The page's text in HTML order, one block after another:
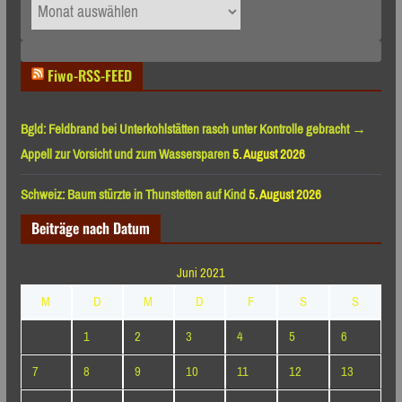
nach
Fiwo-RSS-FEED
Bgld: Feldbrand bei Unterkohlstätten rasch unter Kontrolle gebracht →
Appell zur Vorsicht und zum Wassersparen5. August 2026
Schweiz: Baum stürzte in Thunstetten auf Kind5. August 2026
Beiträge nach Datum
Juni 2021
M
D M D F S
S
1
2 3 4 5
6
7
8 9 10 11 12
13